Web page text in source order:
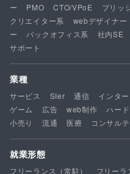
ー
PMO CTO/VPoE ブリッ
クリエイター系
webデザイナー
ー
バックオフィス系 社内SE
サポート
業種
サービス SIer 通信 インタ
ゲーム
広告 web制作 ハー
小売り
流通 医療 コンサル
就業形態
フリーランス（常駐） フリーラ